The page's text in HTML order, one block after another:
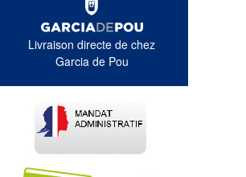
Livraison directe de chez
Garcia de Pou